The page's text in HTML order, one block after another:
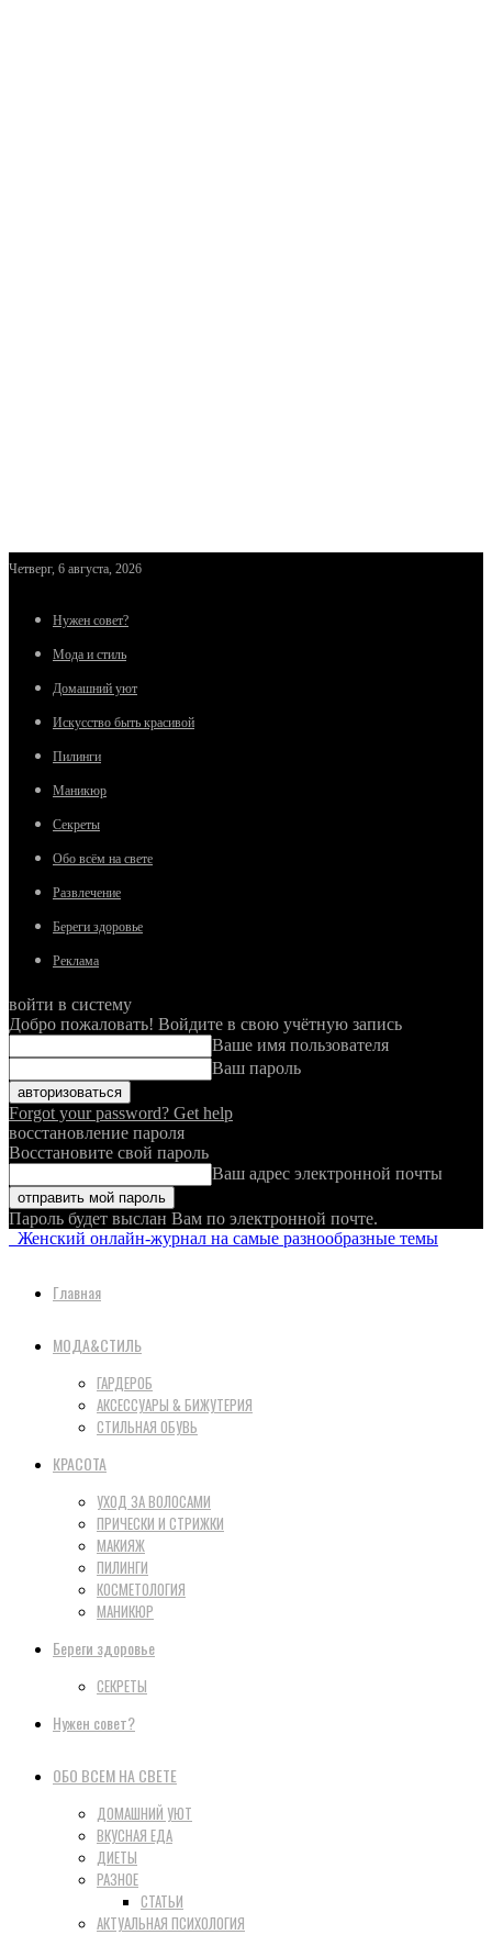
Четверг, 6 августа, 2026
Нужен совет?
Мода и стиль
Домашний уют
Искусство быть красивой
Пилинги
Маникюр
Секреты
Обо всём на свете
Развлечение
Береги здоровье
Реклама
войти в систему
Добро пожаловать! Войдите в свою учётную запись
Ваше имя пользователя
Ваш пароль
Forgot your password? Get help
восстановление пароля
Восстановите свой пароль
Ваш адрес электронной почты
Пароль будет выслан Вам по электронной почте.
Женский онлайн-журнал на самые разнообразные темы
Главная
МОДА&СТИЛЬ
ГАРДЕРОБ
АКСЕССУАРЫ & БИЖУТЕРИЯ
СТИЛЬНАЯ ОБУВЬ
КРАСОТА
УХОД ЗА ВОЛОСАМИ
ПРИЧЕСКИ И СТРИЖКИ
МАКИЯЖ
ПИЛИНГИ
КОСМЕТОЛОГИЯ
МАНИКЮР
Береги здоровье
СЕКРЕТЫ
Нужен совет?
ОБО ВСЕМ НА СВЕТЕ
ДОМАШНИЙ УЮТ
ВКУСНАЯ ЕДА
ДИЕТЫ
РАЗНОЕ
СТАТЬИ
АКТУАЛЬНАЯ ПСИХОЛОГИЯ